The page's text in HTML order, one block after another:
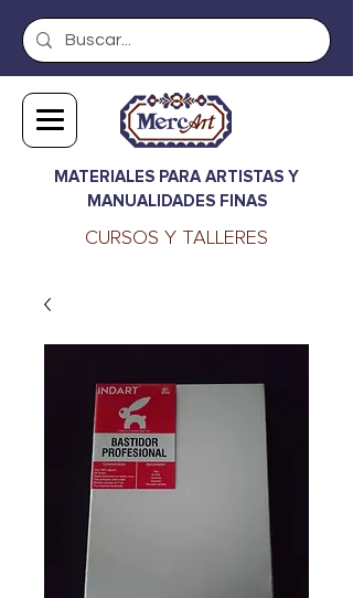
MATERIALES PARA ARTISTAS Y
MANUALIDADES FINAS
CURSOS Y TALLERES